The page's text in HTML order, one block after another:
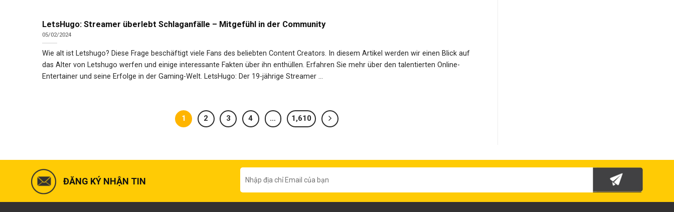
LetsHugo: Streamer überlebt Schlaganfälle – Mitgefühl in der Community
05/02/2024
Wie alt ist Letshugo? Diese Frage beschäftigt viele Fans des beliebten Content Creators. In diesem Artikel werden wir einen Blick auf
das Alter von Letshugo werfen und einige interessante Fakten über ihn enthüllen. Erfahren Sie mehr über den talentierten Online-
Entertainer und seine Erfolge in der Gaming-Welt. LetsHugo: Der 19-jährige Streamer ...
1 2 3 4 … 1,610
ĐĂNG KÝ NHẬN TIN